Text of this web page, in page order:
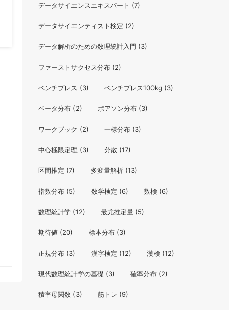
データサイエンスエキスパート (7)
データサイエンティスト検定 (2)
データ解析のための数理統計入門 (3)
ファーストサクセス分布 (2)
ベンチプレス (3) ベンチプレス100kg (3)
ベータ分布 (2) ポアソン分布 (3)
ワークブック (2) 一様分布 (3)
中心極限定理 (3) 分散 (17)
区間推定 (7) 多変量解析 (13)
指数分布 (5) 数学検定 (6) 数検 (6)
数理統計学 (12) 最尤推定量 (5)
期待値 (20) 標本分布 (3)
正規分布 (3) 漢字検定 (12) 漢検 (12)
現代数理統計学の基礎 (3) 確率分布 (2)
積率母関数 (3) 筋トレ (9)